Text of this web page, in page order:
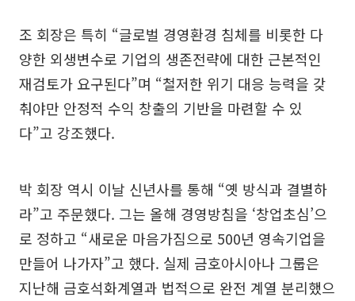
조 회장은 특히 “글로벌 경영환경 침체를 비롯한 다
양한 외생변수로 기업의 생존전략에 대한 근본적인
재검토가 요구된다”며 “철저한 위기 대응 능력을 갖
춰야만 안정적 수익 창출의 기반을 마련할 수 있
다”고 강조했다.
박 회장 역시 이날 신년사를 통해 “옛 방식과 결별하
라”고 주문했다. 그는 올해 경영방침을 ‘창업초심’으
로 정하고 “새로운 마음가짐으로 500년 영속기업을
만들어 나가자”고 했다. 실제 금호아시아나 그룹은
지난해 금호석화계열과 법적으로 완전 계열 분리했으